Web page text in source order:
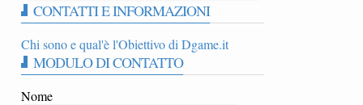
CONTATTI E INFORMAZIONI
Chi sono e qual'è l'Obiettivo di Dgame.it
MODULO DI CONTATTO
Nome